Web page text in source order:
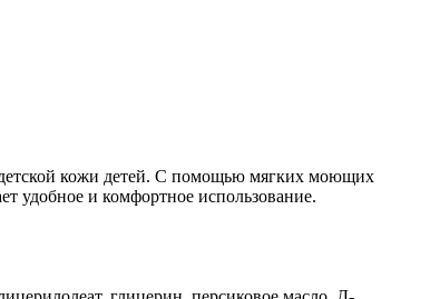
кожи детей. С помощью мягких моющих
удобное и комфортное использование.